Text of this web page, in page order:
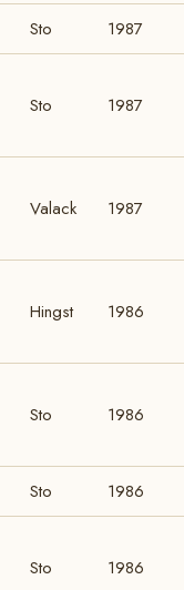
Sto 1987
Sto 1987
Valack 1987
Hingst 1986
Sto 1986
Sto 1986
Sto 1986